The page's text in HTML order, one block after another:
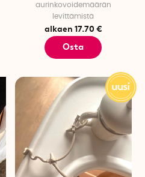
aurinkovoidemäärän
levittämistä
alkaen 17.70 €
Osta